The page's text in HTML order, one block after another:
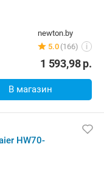
newton.by
5.0 (166) i
1 593,98р.
В магазин
HW70-